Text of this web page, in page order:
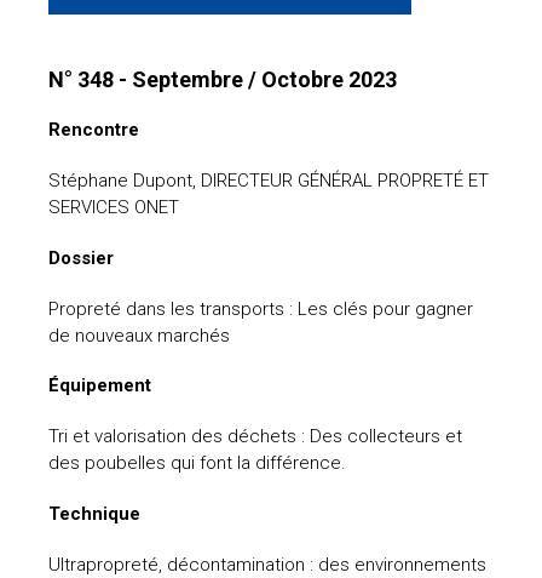
N° 348 - Septembre / Octobre 2023
Rencontre
Stéphane Dupont, DIRECTEUR GÉNÉRAL PROPRETÉ ET
SERVICES ONET
Dossier
Propreté dans les transports : Les clés pour gagner
de nouveaux marchés
Équipement
Tri et valorisation des déchets : Des collecteurs et
des poubelles qui font la différence.
Technique
Ultrapropreté, décontamination : des environnements